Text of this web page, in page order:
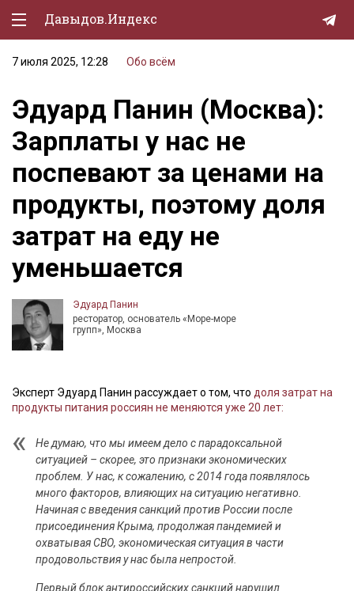
Давыдов.Индекс
Политическая жизнь
Экономика
Природа
Образование
Спорт
Культура
Lifestyle
Мурзилка
7 июля 2025, 12:28 Обо всём
Эдуард Панин (Москва):
Зарплаты у нас не
поспевают за ценами на
продукты, поэтому доля
затрат на еду не
уменьшается
Эдуард Панин
ресторатор, основатель «Море-море
групп», Москва
Эксперт Эдуард Панин рассуждает о том, что доля затрат на
продукты питания россиян не меняются уже 20 лет:
Не думаю, что мы имеем дело с парадоксальной
ситуацией – скорее, это признаки экономических
проблем. У нас, к сожалению, с 2014 года появлялось
много факторов, влияющих на ситуацию негативно.
Начиная с введения санкций против России после
присоединения Крыма, продолжая пандемией и
охватывая СВО, экономическая ситуация в части
продовольствия у нас была непростой.
Первый блок антироссийских санкций нарушил